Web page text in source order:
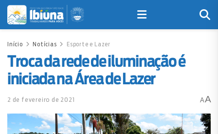
Início Notícias Esporte e Lazer
Troca da rede de iluminação é
iniciada na Área de Lazer
2 de fevereiro de 2021 AA